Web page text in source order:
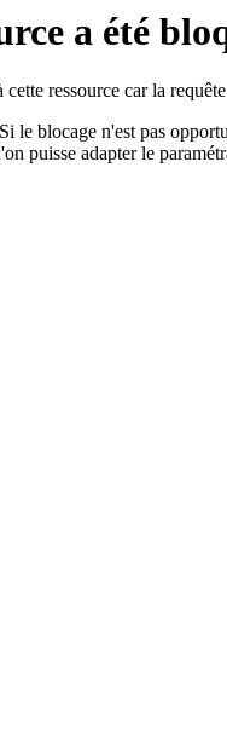
a été
ressource car la
le blocage n'est pas
puisse adapter le